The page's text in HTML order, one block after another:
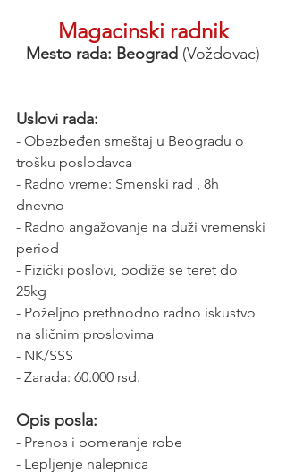
Magacinski radnik
Mesto rada: Beograd (Voždovac)
Uslovi rada:
- Obezbeđen smeštaj u Beogradu o
trošku poslodavca
- Radno vreme: Smenski rad , 8h
dnevno
- Radno angažovanje na duži vremenski
period
- Fizički poslovi, podiže se teret do
25kg
- Poželjno prethnodno radno iskustvo
na sličnim proslovima
- NK/SSS
- Zarada: 60.000 rsd.
Opis posla:
- Prenos i pomeranje robe
- Lepljenje nalepnica